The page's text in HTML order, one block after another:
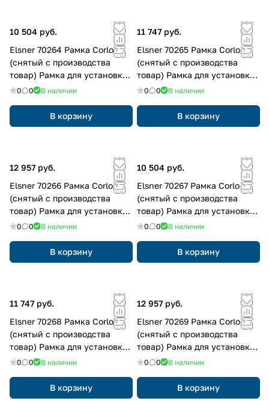
10 504 руб.
Elsner 70264 Рамка Corlo
(снятый с производства
товар) Рамка для установки
на розетку
0 0 В наличии
В корзину
11 747 руб.
Elsner 70265 Рамка Corlo
(снятый с производства
товар) Рамка для установки
на розетку
0 0 В наличии
В корзину
12 957 руб.
Elsner 70266 Рамка Corlo
(снятый с производства
товар) Рамка для установки
на розетку
0 0 В наличии
В корзину
10 504 руб.
Elsner 70267 Рамка Corlo
(снятый с производства
товар) Рамка для установки
на розетку
0 0 В наличии
В корзину
11 747 руб.
Elsner 70268 Рамка Corlo
(снятый с производства
товар) Рамка для установки
на розетку
0 0 В наличии
В корзину
12 957 руб.
Elsner 70269 Рамка Corlo
(снятый с производства
товар) Рамка для установки
на розетку
0 0 В наличии
В корзину